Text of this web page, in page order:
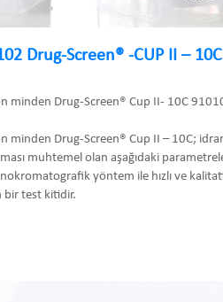
Drug-Screen® -CUP II – 10C
minden Drug-Screen® Cup II- 10C
minden Drug-Screen® Cup II – 10C;
muhtemel olan aşağıdaki
yöntem ile hızlı ve
bir test kitidir.